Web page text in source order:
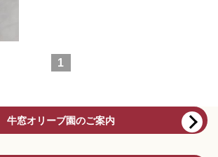
1
牛窓オリーブ園のご案内